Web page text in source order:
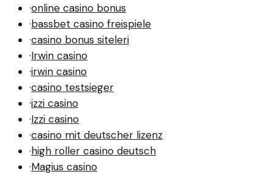
·online casino bonus
·bassbet casino freispiele
·casino bonus siteleri
·Irwin casino
·irwin casino
·casino testsieger
·izzi casino
·Izzi casino
·casino mit deutscher lizenz
·high roller casino deutsch
·Magius casino